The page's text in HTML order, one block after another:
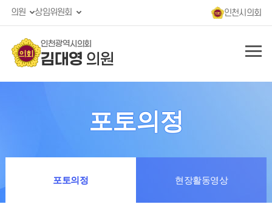
의원 상임위원회 인천시의회
인천광역시의회
김대영 의원
포토의정
포토의정 현장활동영상